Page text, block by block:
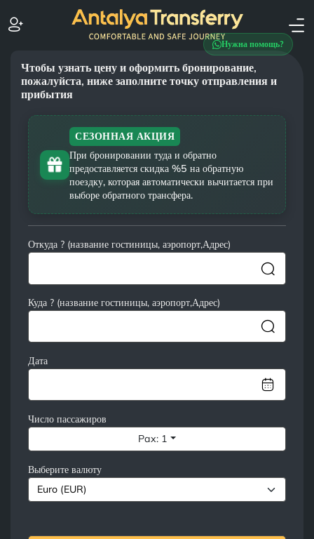
Нужна помощь?
Чтобы узнать цену и оформить бронирование,
пожалуйста, ниже заполните точку отправления и
прибытия
СЕЗОННАЯ АКЦИЯ
При бронировании туда и обратно
предоставляется скидка %5 на обратную
поездку, которая автоматически вычитается при
выборе обратного трансфера.
Откуда ? (название гостиницы, аэропорт,Адрес)
Куда ? (название гостиницы, аэропорт,Адрес)
Дата
Число пассажиров
Pax: 1
Выберите валюту